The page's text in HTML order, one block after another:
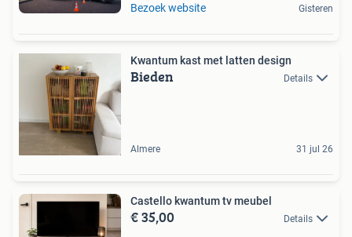
Bezoek website Gisteren
Kwantum kast met latten design
Bieden Details
Almere 31 jul 26
Castello kwantum tv meubel
€ 35,00 Details